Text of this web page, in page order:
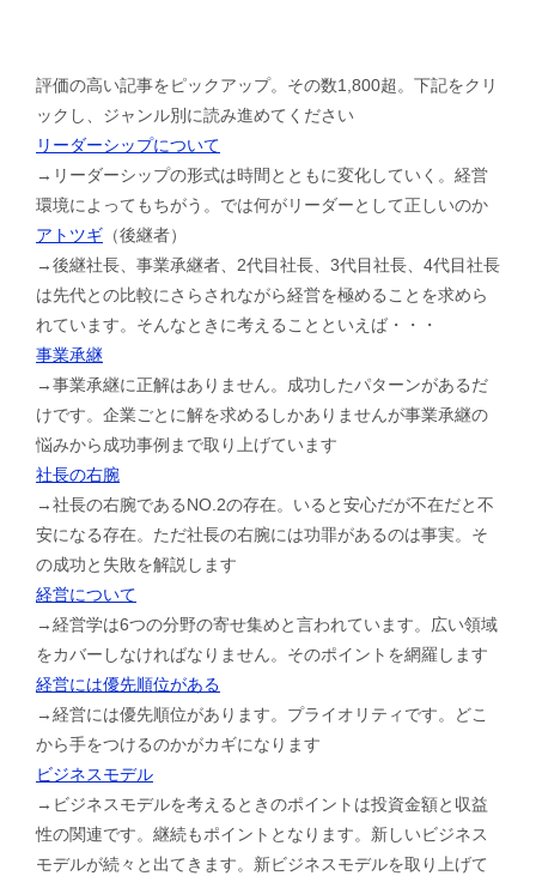
評価の高い記事をピックアップ。その数1,800超。下記をクリ
ックし、ジャンル別に読み進めてください
リーダーシップについて
→リーダーシップの形式は時間とともに変化していく。経営
環境によってもちがう。では何がリーダーとして正しいのか
アトツギ （後継者）
→後継社長、事業承継者、2代目社長、3代目社長、4代目社長
は先代との比較にさらされながら経営を極めることを求めら
れています。そんなときに考えることといえば・・・
事業承継
→事業承継に正解はありません。成功したパターンがあるだ
けです。企業ごとに解を求めるしかありませんが事業承継の
悩みから成功事例まで取り上げています
社長の右腕
→社長の右腕であるNO.2の存在。いると安心だが不在だと不
安になる存在。ただ社長の右腕には功罪があるのは事実。そ
の成功と失敗を解説します
経営について
→経営学は6つの分野の寄せ集めと言われています。広い領域
をカバーしなければなりません。そのポイントを網羅します
経営には優先順位がある
→経営には優先順位があります。プライオリティです。どこ
から手をつけるのかがカギになります
ビジネスモデル
→ビジネスモデルを考えるときのポイントは投資金額と収益
性の関連です。継続もポイントとなります。新しいビジネス
モデルが続々と出てきます。新ビジネスモデルを取り上げて